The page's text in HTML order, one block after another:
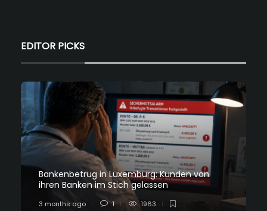
EDITOR PICKS
Bankenbetrug in Luxemburg: Kunden von
ihren Banken im Stich gelassen
3 months ago 1 1963